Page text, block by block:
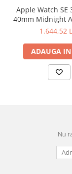
Apple Watch SE
40mm Midnight
Case with1.644,52
ADAUGA IN
Nu